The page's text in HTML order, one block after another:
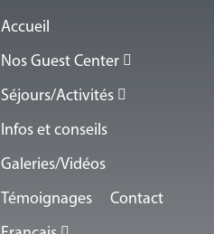
Accueil
Nos Guest Center
Séjours/Activités
Infos et conseils
Galeries/Vidéos
Témoignages
Contact